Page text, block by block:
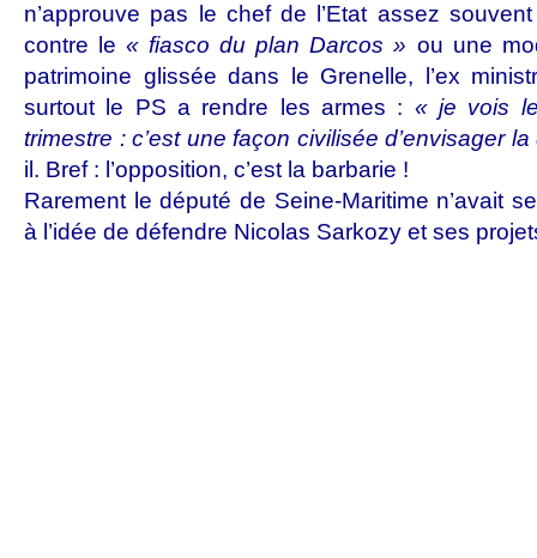
n’approuve pas le chef de l’Etat assez
contre le« fiasco du plan Darcos » ou une
patrimoine glissée dans le Grenelle, l’ex
surtout le PS a rendre les armes : « je vois
trimestre : c’est une façon civilisée d’envisager
il. Bref : l’opposition, c’est la barbarie !
Rarement le député de Seine-Maritime n’avait
à l’idée de défendre Nicolas Sarkozy et ses